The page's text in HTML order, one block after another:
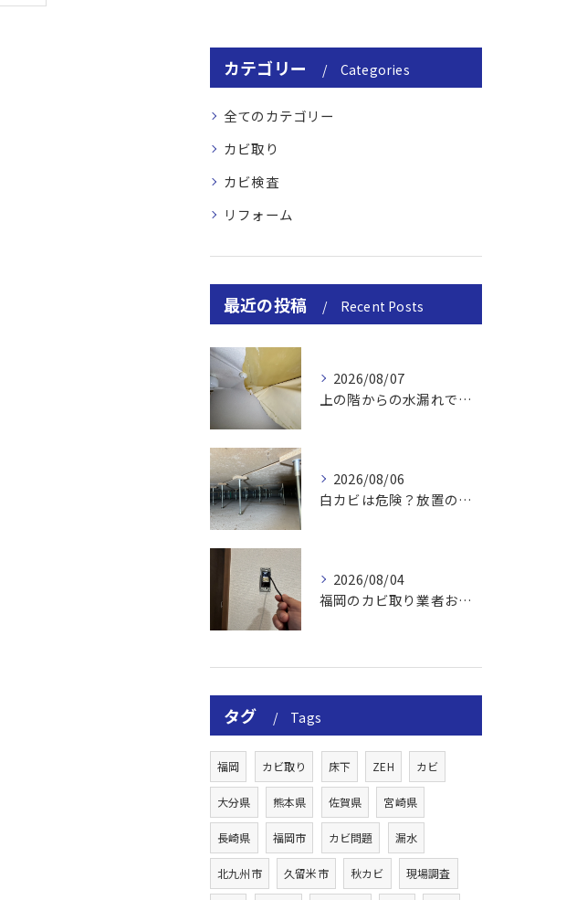
カテゴリー Categories
全てのカテゴリー
カビ取り
カビ検査
リフォーム
最近の投稿 Recent Posts
2026/08/07
上の階からの水漏れでカビ｜対処法と業者
2026/08/06
白カビは危険？放置のリスクと取り方
2026/08/04
福岡のカビ取り業者おすすめの選び方と費用
タグ Tags
福岡 カビ取り 床下 ZEH カビ
大分県 熊本県 佐賀県 宮崎県
長崎県 福岡市 カビ問題 漏水
北九州市 久留米市 秋カビ 現場調査